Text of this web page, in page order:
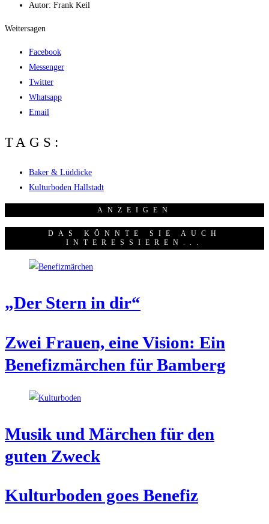
Autor: Frank Keil
Weitersagen
Facebook
Messenger
Twitter
Whatsapp
Email
TAGS:
Baker & Lüddicke
Kulturboden Hallstadt
ANZEI­GEN
DAS KÖNNTE SIE AUCH
INTERESSIEREN...
„Der Stern in dir“
Zwei Frau­en, eine Visi­on: Ein
Bene­fiz­mär­chen für Bamberg
Musik und Mär­chen für den
guten Zweck
Kul­tur­bo­den goes Benefiz